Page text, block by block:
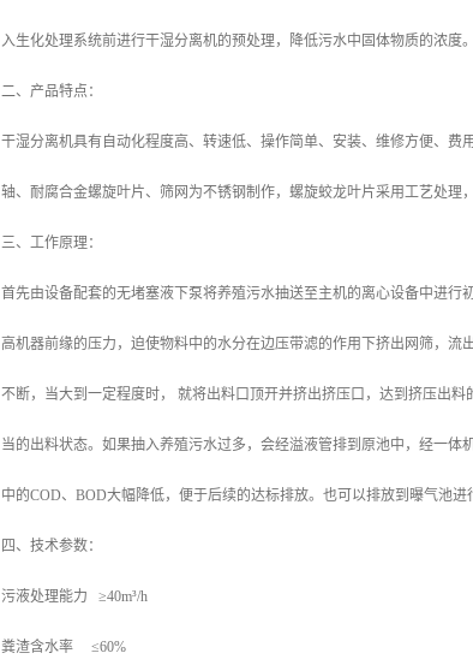
入生化处理系统前进行干湿分离机的预处理，降低污水中固体物质的浓度。
二、产品特点：
干湿分离机具有自动化程度高、转速低、操作简单、安装、维修方便、
轴、耐腐合金螺旋叶片、筛网为不锈钢制作，螺旋蛟龙叶片采用工艺处理
三、工作原理：
首先由设备配套的无堵塞液下泵将养殖污水抽送至主机的离心设备中进
高机器前缘的压力，迫使物料中的水分在边压带滤的作用下挤出网筛，
不断，当大到一定程度时， 就将出料口顶开并挤出挤压口，达到挤压出
当的出料状态。如果抽入养殖污水过多，会经溢液管排到原池中，经一
中的COD、BOD大幅降低，便于后续的达标排放。也可以排放到曝气池进
四、技术参数：
污液处理能力 ≥40m³/h
粪渣含水率 ≤60%